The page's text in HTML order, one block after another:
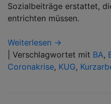
Sozialbeiträge erstattet,
entrichten müssen.
Weiterlesen →
Verschlagwortet mit BA,
Coronakrise, KUG,